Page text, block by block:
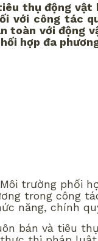
thụ động
với công tác
toàn với động
hợp đa
trường phối
trong công
năng, chính
bán và tiêu